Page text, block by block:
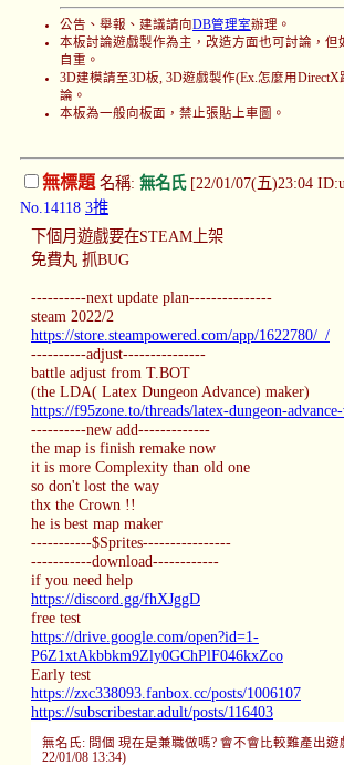
公告、舉報、建議請向 DB管理室辦理。
本板討論遊戲製作為主，改造方面也可討論，但
自重。
3D建模請至3D板, 3D遊戲製作(Ex.怎麼用DirectX
論。
本板為一般向板面，禁止張貼上車圖。
無標題名稱: 無名氏[22/01/07(五)23:04
No.14118 3推
下個月遊戲要在STEAM上架
免費丸 抓BUG
----------next update plan---------------
steam 2022/2
https://store.steampowered.com/app/1622780/_/
----------adjust---------------
battle adjust from T.BOT
(the LDA( Latex Dungeon Advance) maker)
https://f95zone.to/threads/latex-dungeon-
----------new add-------------
the map is finish remake now
it is more Complexity than old one
so don't lost the way
thx the Crown !!
he is best map maker
-----------$Sprites----------------
-----------download------------
if you need help
https://discord.gg/fhXJggD
free test
https://drive.google.com/open?id=1-
P6Z1xtAkbbkm9Zly0GChPlF046kxZco
Early test
https://zxc338093.fanbox.cc/posts/1006107
https://subscribestar.adult/posts/116403
無名氏: 問個 現在是兼職做嗎? 會不會比較難產出遊
22/01/08 13:34)